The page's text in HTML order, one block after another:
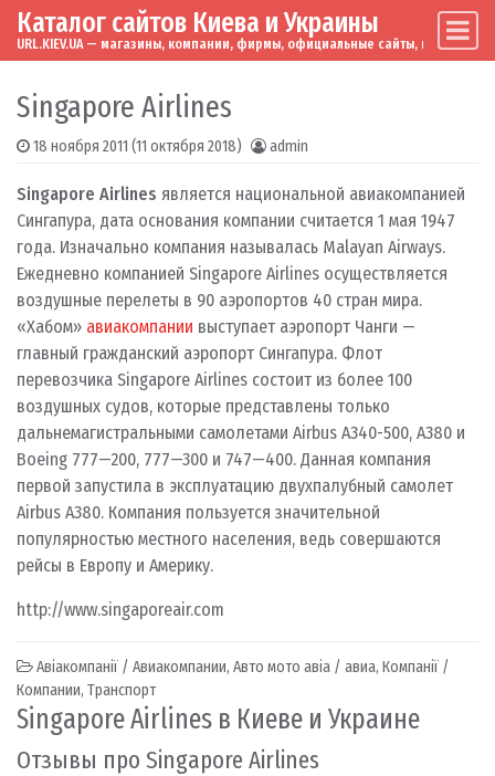
Skip to content
Main Navigation
Каталог сайтов Киева и Украины
URL.KIEV.UA — магазины, компании, фирмы, официальные сайты, мировые
Singapore Airlines
18 ноября 2011 (11 октября 2018) admin
Singapore Airlines является национальной авиакомпанией
Сингапура, дата основания компании считается 1 мая 1947
года. Изначально компания называлась Malayan Airways.
Ежедневно компанией Singapore Airlines осуществляется
воздушные перелеты в 90 аэропортов 40 стран мира.
«Хабом» авиакомпании выступает аэропорт Чанги —
главный гражданский аэропорт Сингапура. Флот
перевозчика Singapore Airlines состоит из более 100
воздушных судов, которые представлены только
дальнемагистральными самолетами Airbus А340-500, А380 и
Boeing 777—200, 777—300 и 747—400. Данная компания
первой запустила в эксплуатацию двухпалубный самолет
Airbus A380. Компания пользуется значительной
популярностью местного населения, ведь совершаются
рейсы в Европу и Америку.
http://www.singaporeair.com
Авіакомпанії / Авиакомпании, Авто мото авіа / авиа, Компанії /
Компании, Транспорт
Singapore Airlines в Киеве и Украине
Отзывы про Singapore Airlines